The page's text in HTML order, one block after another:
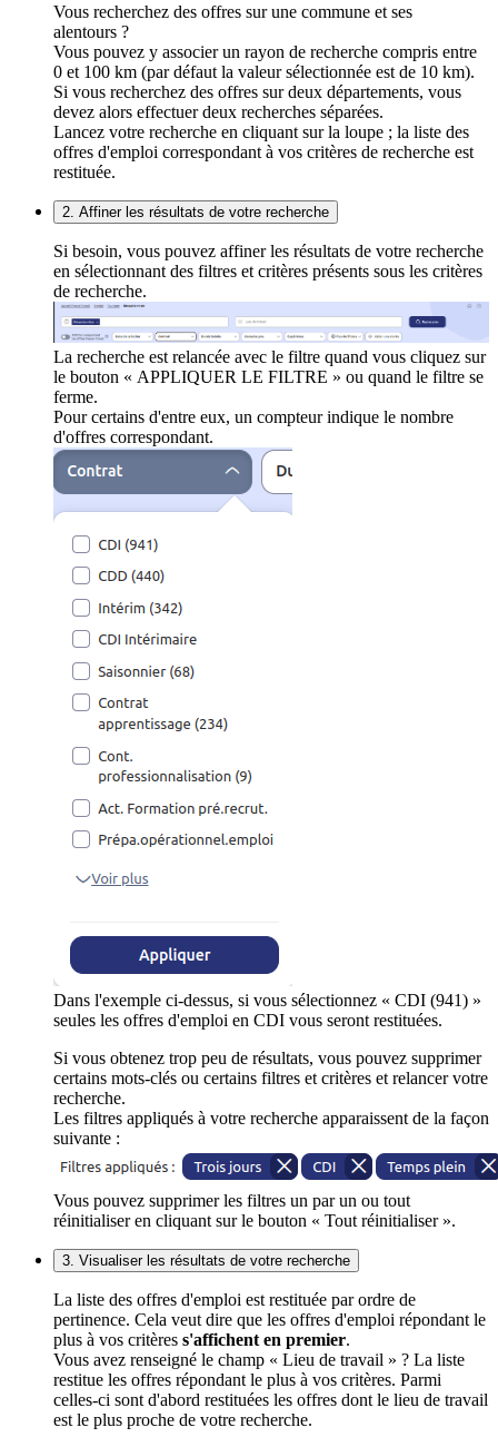
Vous recherchez des offres sur une commune et ses
alentours ?
Vous pouvez y associer un rayon de recherche compris entre
0 et 100 km (par défaut la valeur sélectionnée est de 10 km).
Si vous recherchez des offres sur deux départements, vous
devez alors effectuer deux recherches séparées.
Lancez votre recherche en cliquant sur la loupe ; la liste des
offres d'emploi correspondant à vos critères de recherche est
restituée.
2. Affiner les résultats de votre recherche
Si besoin, vous pouvez affiner les résultats de votre recherche
en sélectionnant des filtres et critères présents sous les critères
de recherche.
La recherche est relancée avec le filtre quand vous cliquez sur
le bouton « APPLIQUER LE FILTRE » ou quand le filtre se
ferme.
Pour certains d'entre eux, un compteur indique le nombre
d'offres correspondant.
Dans l'exemple ci-dessus, si vous sélectionnez « CDI (941) »
seules les offres d'emploi en CDI vous seront restituées.
Si vous obtenez trop peu de résultats, vous pouvez supprimer
certains mots-clés ou certains filtres et critères et relancer votre
recherche.
Les filtres appliqués à votre recherche apparaissent de la façon
suivante :
Vous pouvez supprimer les filtres un par un ou tout
réinitialiser en cliquant sur le bouton « Tout réinitialiser ».
3. Visualiser les résultats de votre recherche
La liste des offres d'emploi est restituée par ordre de
pertinence. Cela veut dire que les offres d'emploi répondant le
plus à vos critères s'affichent en premier.
Vous avez renseigné le champ « Lieu de travail » ? La liste
restitue les offres répondant le plus à vos critères. Parmi
celles-ci sont d'abord restituées les offres dont le lieu de travail
est le plus proche de votre recherche.